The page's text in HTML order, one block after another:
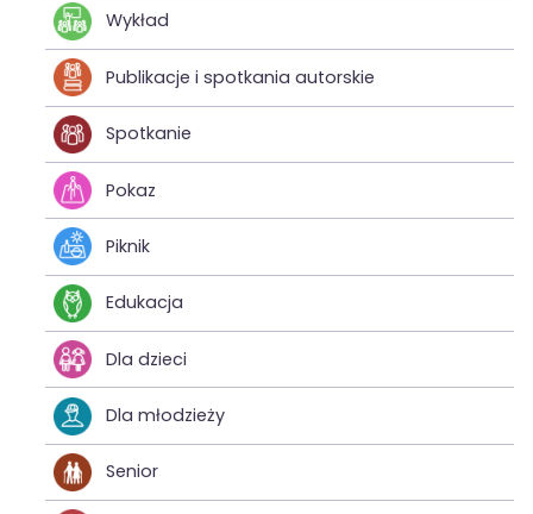
Wykład
Publikacje i spotkania autorskie
Spotkanie
Pokaz
Piknik
Edukacja
Dla dzieci
Dla młodzieży
Senior